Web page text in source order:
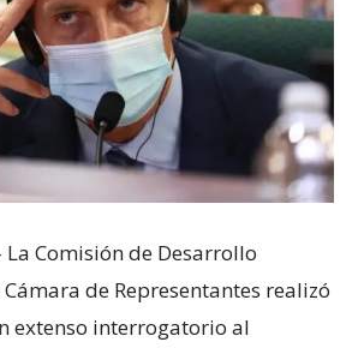
La Comisión de Desarrollo
de Representantes realizó
extenso interrogatorio al